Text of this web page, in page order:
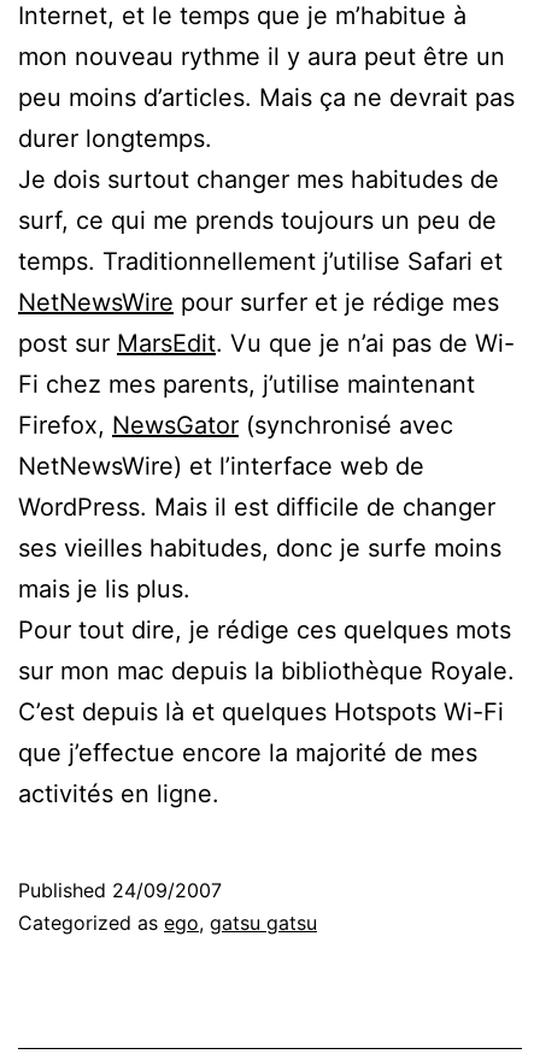
Internet, et le temps que je m’habitue à
mon nouveau rythme il y aura peut être un
peu moins d’articles. Mais ça ne devrait pas
durer longtemps.
Je dois surtout changer mes habitudes de
surf, ce qui me prends toujours un peu de
temps. Traditionnellement j’utilise Safari et
NetNewsWire pour surfer et je rédige mes
post sur MarsEdit. Vu que je n’ai pas de Wi-
Fi chez mes parents, j’utilise maintenant
Firefox, NewsGator (synchronisé avec
NetNewsWire) et l’interface web de
WordPress. Mais il est difficile de changer
ses vieilles habitudes, donc je surfe moins
mais je lis plus.
Pour tout dire, je rédige ces quelques mots
sur mon mac depuis la bibliothèque Royale.
C’est depuis là et quelques Hotspots Wi-Fi
que j’effectue encore la majorité de mes
activités en ligne.
Published 24/09/2007
Categorized as ego, gatsu gatsu